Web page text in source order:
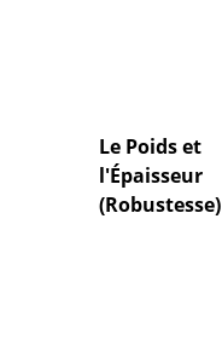
Le Poids et
l'Épaisseur
(Robustesse)